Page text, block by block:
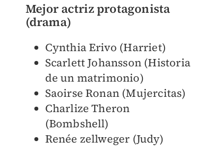
Mejor actriz protagonista
(drama)
Cynthia Erivo (Harriet)
Scarlett Johansson (Historia
de un matrimonio)
Saoirse Ronan (Mujercitas)
Charlize Theron
(Bombshell)
Renée zellweger (Judy)